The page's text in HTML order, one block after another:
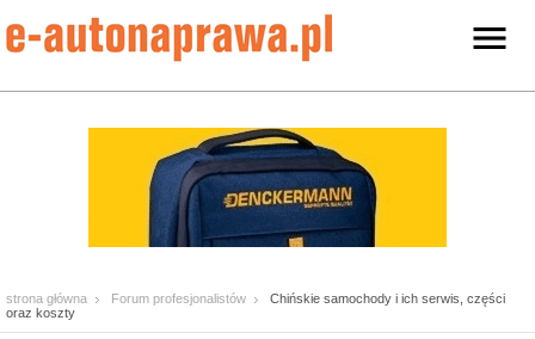
strona główna Forum profesjonalistów
Chińskie samochody i ich serwis, części
oraz koszty